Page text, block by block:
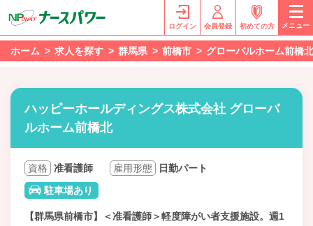
ログイン 会員登録 初めての方 メニュー
ホーム 求人を探す 群馬県 前橋市 グローバルホーム前橋北
ハッピーホールディングス株式会社 グローバ
ルホーム前橋北
資格 准看護師 雇用形態
日勤パート
駐車場あり
【群馬県前橋市】＜准看護師＞軽度障がい者支援施設。週1